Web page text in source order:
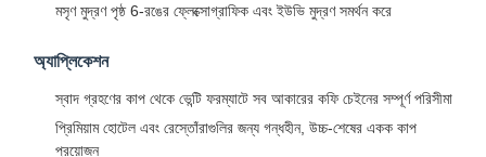
মসৃণ মুদ্রণ পৃষ্ঠ 6-রঙের ফ্লেক্সোগ্রাফিক এবং ইউভি মুদ্রণ সমর্থন করে
অ্যাপ্লিকেশন
স্বাদ গ্রহণের কাপ থেকে ভেন্টি ফরম্যাটে সব আকারের কফি চেইনের সম্পূর্ণ পরিসীমা
প্রিমিয়াম হোটেল এবং রেস্তোঁরাগুলির জন্য গন্ধহীন, উচ্চ-শেষের একক কাপ
প্রয়োজন